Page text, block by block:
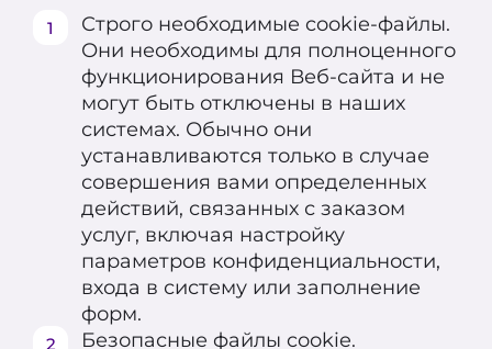
Строго необходимые cookie-файлы.
Они необходимы для полноценного
функционирования Веб-сайта и не
могут быть отключены в наших
системах. Обычно они
устанавливаются только в случае
совершения вами определенных
действий, связанных с заказом
услуг, включая настройку
параметров конфиденциальности,
входа в систему или заполнение
форм.
Безопасные файлы cookie.
Ваше имя
Заказать звонок
Спасибо, Ваш запрос принят, и мы
вскоре свяжемся с вами для
подтверждения деталей.
Закрыть